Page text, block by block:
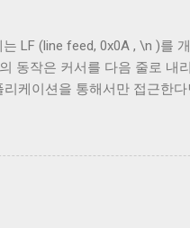
고 후자는 편조 차폐
차단하는 데 효과적이다.
니고 권장 사항이다. 하지만
. 차폐 선이 쉴드와 연결되지
LF (line feed, 0x0A , \n )를
동작은 커서를 다음 줄로 내
케이션을 통해서만 접근한다
가공을 하여 출력한다. 이를
미널이 받은 문자를 출력하
는 입력에 대한 후처리를 할지
을 그대로 보여준다. 이 플래
이터를 전송하기 위해 사용하